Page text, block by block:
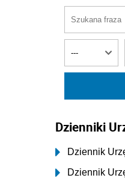
Dzienniki
Dziennik
Dziennik